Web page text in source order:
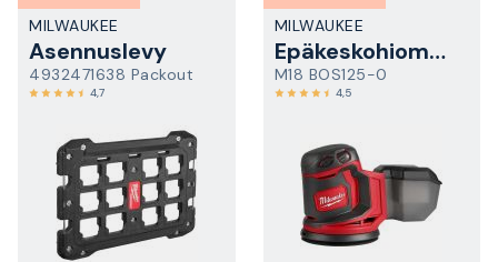
MILWAUKEE
Asennuslevy
4932471638 Packout
4,7
MILWAUKEE
Epäkeskohiomakone
M18 BOS125-0
4,5